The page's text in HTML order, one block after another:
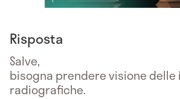
Risposta
Salve,
bisogna prendere visione delle
radiografiche.